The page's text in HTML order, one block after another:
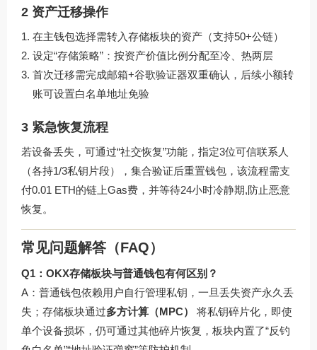
2 资产迁移操作
在主钱包选择需转入存储板块的资产（支持50+公链）
设定“存储策略”：按资产价值比例分配至冷、热两层
首次迁移需完成邮箱+谷歌验证器双重确认，后续小额转
账可设置白名单地址免验
3 紧急恢复流程
若设备丢失，可通过“社交恢复”功能，指定3位可信联系人
（各持1/3私钥片段），集合验证后重置钱包，该流程需支
付0.01 ETH的链上Gas费，并等待24小时冷静期,防止恶意
恢复。
常见问题解答（FAQ）
Q1：OKX存储板块与普通钱包有何区别？
A：普通钱包依赖用户自行管理私钥，一旦丢失资产永久丢
失；存储板块通过多方计算（MPC）
将私钥碎片化，即使
单个设备损坏，仍可通过其他碎片恢复，板块内置了“反钓